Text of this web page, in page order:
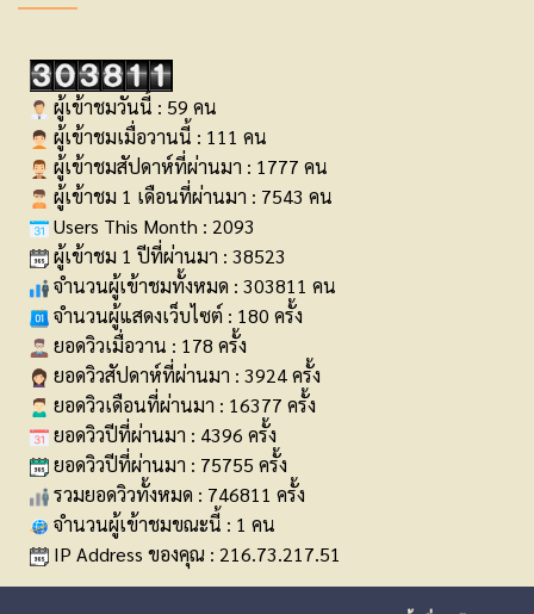
ผู้เข้าชมวันนี้ : 59 คน
ผู้เข้าชมเมื่อวานนี้ : 111 คน
ผู้เข้าชมสัปดาห์ที่ผ่านมา : 1777 คน
ผู้เข้าชม 1 เดือนที่ผ่านมา : 7543 คน
Users This Month : 2093
ผู้เข้าชม 1 ปีที่ผ่านมา : 38523
จำนวนผู้เข้าชมทั้งหมด : 303811 คน
จำนวนผู้แสดงเว็บไซต์ : 180 ครั้ง
ยอดวิวเมื่อวาน : 178 ครั้ง
ยอดวิวสัปดาห์ที่ผ่านมา : 3924 ครั้ง
ยอดวิวเดือนที่ผ่านมา : 16377 ครั้ง
ยอดวิวปีที่ผ่านมา : 4396 ครั้ง
ยอดวิวปีที่ผ่านมา : 75755 ครั้ง
รวมยอดวิวทั้งหมด : 746811 ครั้ง
จำนวนผู้เข้าชมขณะนี้ : 1 คน
IP Address ของคุณ : 216.73.217.51